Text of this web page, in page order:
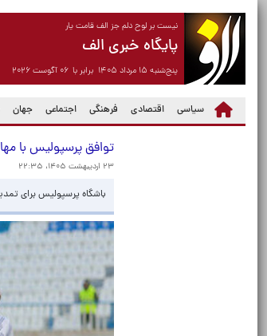
نیست بر لوح دلم جز الف قامت یار
پایگاه خبری الف
پنج‌شنبه ۱۵ مرداد ۱۴۰۵ برابر با ۰۶ آگوست ۲۰۲۶
سیاسی اقتصادی فرهنگی اجتماعی جهان
توافق پرسپولیس با
۲۳ اردیبهشت ۱۴۰۵، ۲۲:۳۵
باشگاه پرسپولیس برای